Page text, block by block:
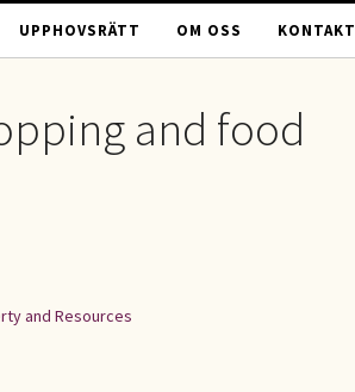
UPPHOVSRÄTT OM OSS KONTAKT
and food
and Resources